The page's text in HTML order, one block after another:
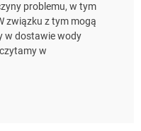
problemu, w tym
związku z tym mogą
w dostawie wody
w